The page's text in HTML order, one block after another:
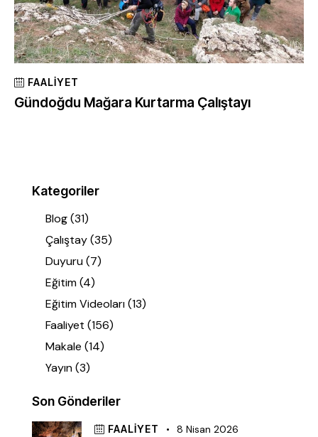
FAALIYET
Gündoğdu Mağara Kurtarma Çalıştayı
Kategoriler
Blog(31)
Çalıştay(35)
Duyuru(7)
Eğitim(4)
Eğitim Videoları(13)
Faaliyet (156)
Makale (14)
Yayın(3)
Son Gönderiler
FAALIYET 8 Nisan 2026